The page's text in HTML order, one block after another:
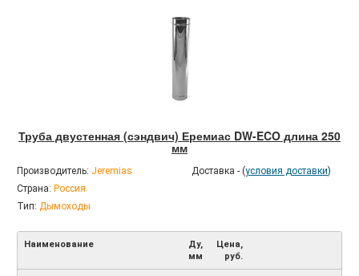
Труба двустенная (сэндвич) Еремиас DW-ECO длина 250
мм
Производитель: Jeremias
Страна: Россия
Тип: Дымоходы
Доставка - (условия доставки)
Наименование
Ду,
мм
Цена,
руб.